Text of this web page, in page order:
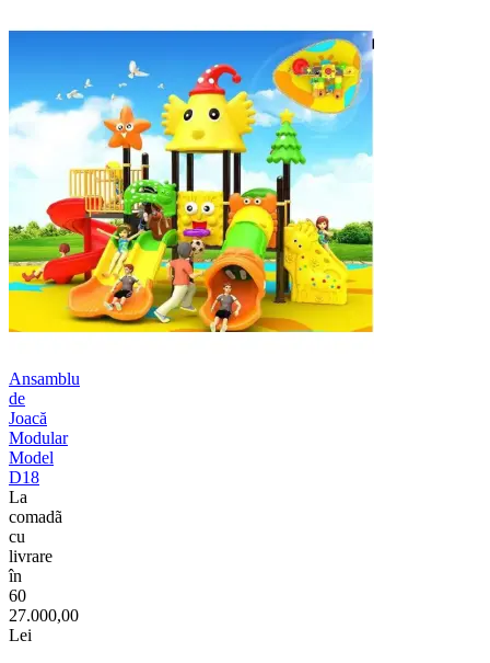
Ansamblu
de
Joacă
Modular
Model
D18
La
comadã
cu
livrare
în
60
27.000,00
Lei